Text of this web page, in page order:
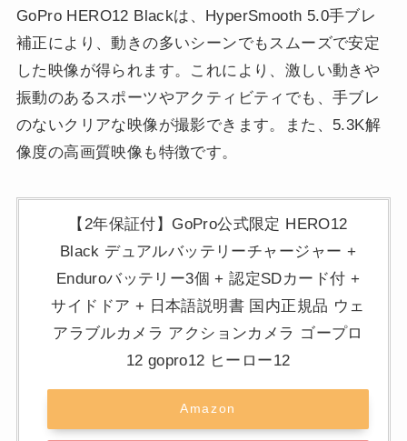
GoPro HERO12 Blackは、HyperSmooth 5.0手ブレ
補正により、動きの多いシーンでもスムーズで安定
した映像が得られます。これにより、激しい動きや
振動のあるスポーツやアクティビティでも、手ブレ
のないクリアな映像が撮影できます。また、5.3K解
像度の高画質映像も特徴です。
【2年保証付】GoPro公式限定 HERO12
Black デュアルバッテリーチャージャー +
Enduroバッテリー3個 + 認定SDカード付 +
サイドドア + 日本語説明書 国内正規品 ウェ
アラブルカメラ アクションカメラ ゴープロ
12 gopro12 ヒーロー12
Amazon